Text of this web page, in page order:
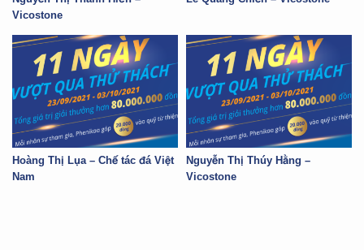
Vicostone
Hoàng Thị Lụa – Chế tác đá Việt
Nam
Nguyễn Thị Thúy Hằng –
Vicostone